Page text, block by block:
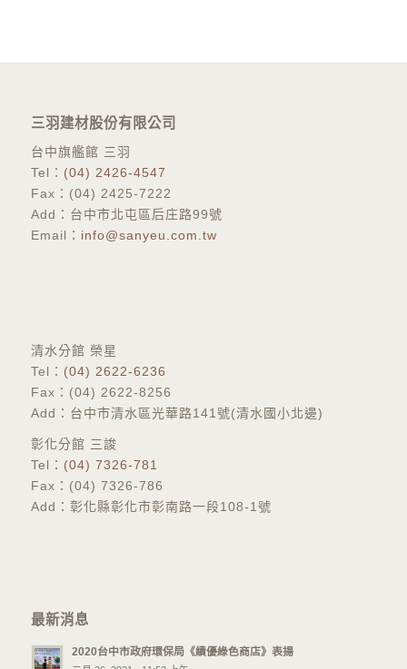
三羽建材股份有限公司
台中旗艦館 三羽
Tel： (04) 2426-4547
Fax：(04) 2425-7222
Add：台中市北屯區后庄路99號
Email： info@sanyeu.com.tw
​清水分館 榮星
Tel： (04) 2622-6236
Fax：(04) 2622-8256
Add：台中市清水區光華路141號(清水國小北邊)
彰化分館 三誜
​Tel： (04) 7326-781
Fax：(04) 7326-786
Add：彰化縣彰化市彰南路一段108-1號
最新消息
2020台中市政府環保局《績優綠色商店》表揚